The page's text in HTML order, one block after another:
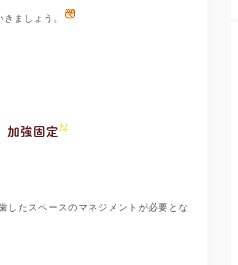
ましょう。
加強固定
したスペースのマネジメントが必要とな